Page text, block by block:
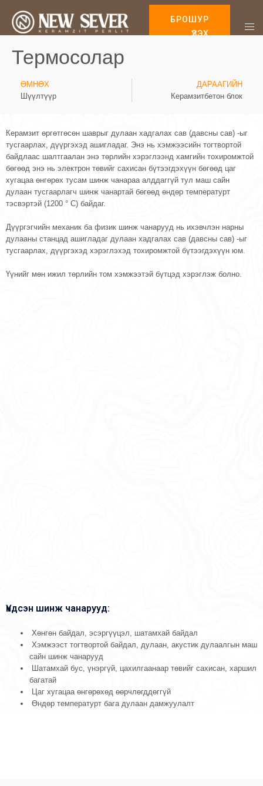
БРОШУР
ҮЗЭХ
Термосолар
ӨМНӨХ
Шүүлтүүр
ДАРААГИЙН
Керамзитбетон блок
Керамзит өргөтгөсөн шаврыг дулаан хадгалах сав (давсны сав) -ыг
тусгаарлах, дүүргэхэд ашигладаг. Энэ нь хэмжээсийн тогтвортой
байдлаас шалтгаалан энэ төрлийн хэрэглээнд хамгийн тохиромжтой
бөгөөд энэ нь электрон төвийг сахисан бүтээгдэхүүн бөгөөд цаг
хугацаа өнгөрөх тусам шинж чанараа алддаггүй тул маш сайн
дулаан тусгаарлагч шинж чанартай бөгөөд өндөр температурт
тэсвэртэй (1200 ° C) байдаг.
Дүүргэгчийн механик ба физик шинж чанарууд нь ихэвчлэн нарны
дулааны станцад ашигладаг дулаан хадгалах сав (давсны сав) -ыг
тусгаарлах, дүүргэхэд хэрэглэхэд тохиромжтой бүтээгдэхүүн юм.
Үүнийг мөн ижил төрлийн том хэмжээтэй бүтцэд хэрэглэж болно.
Үндсэн шинж чанарууд:
Хөнгөн байдал, эсэргүүцэл, шатамхай байдал
Хэмжээст тогтвортой байдал, дулаан, акустик дулаалгын маш
сайн шинж чанарууд
Шатамхай бус, үнэргүй, цахилгаанаар төвийг сахисан, харшил
багатай
Цаг хугацаа өнгөрөхөд өөрчлөгддөггүй
Өндөр температурт бага дулаан дамжуулалт